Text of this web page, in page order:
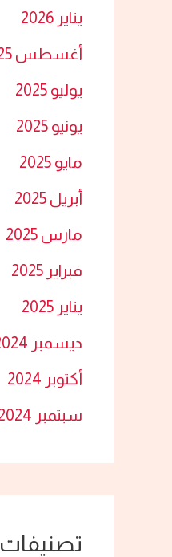
ن
:
يناير 2026
أغسطس 2025
يوليو 2025
يونيو 2025
مايو 2025
أبريل 2025
مارس 2025
فبراير 2025
يناير 2025
ديسمبر 2024
أكتوبر 2024
سبتمبر 2024
تصنيفات